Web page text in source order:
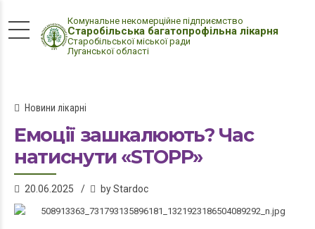
Комунальне некомерційне підприємство
Старобільська багатопрофільна лікарня
Старобільської міської ради
Луганської області
Новини лікарні
Емоції зашкалюють? Час
натиснути «STOPP»
20.06.2025 by Stardoc